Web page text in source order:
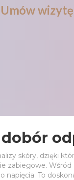
Umów wizytę
skóry, dzięki
zabiegowe.
To